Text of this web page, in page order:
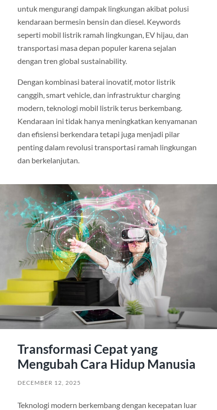
untuk mengurangi dampak lingkungan akibat polusi
kendaraan bermesin bensin dan diesel. Keywords
seperti mobil listrik ramah lingkungan, EV hijau, dan
transportasi masa depan populer karena sejalan
dengan tren global sustainability.
Dengan kombinasi baterai inovatif, motor listrik
canggih, smart vehicle, dan infrastruktur charging
modern, teknologi mobil listrik terus berkembang.
Kendaraan ini tidak hanya meningkatkan kenyamanan
dan efisiensi berkendara tetapi juga menjadi pilar
penting dalam revolusi transportasi ramah lingkungan
dan berkelanjutan.
Transformasi Cepat yang
Mengubah Cara Hidup Manusia
DECEMBER 12, 2025
Teknologi modern berkembang dengan kecepatan luar